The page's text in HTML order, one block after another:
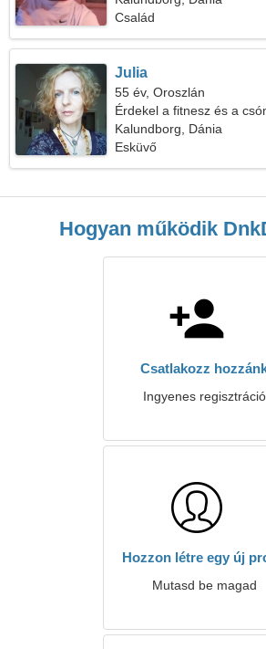
Család
Julia
55 év, Oroszlán
Érdekel a fitnesz és a
Kalundborg, Dánia
Esküvő
Hogyan működik
Csatlakozz
Ingyenes regisztráció
Hozzon létre egy új
Mutasd be magad